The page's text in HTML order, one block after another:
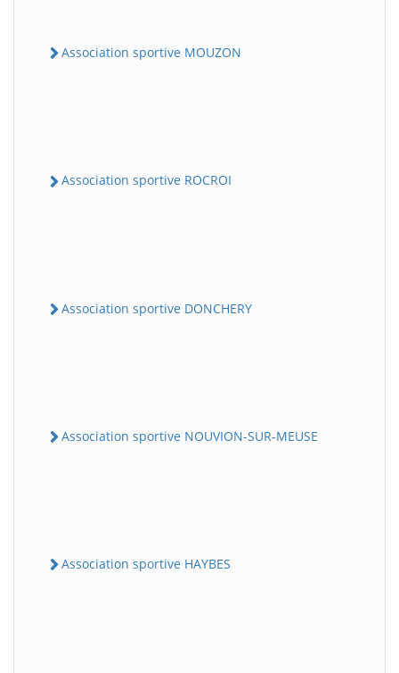
Association sportive MOUZON
Association sportive ROCROI
Association sportive DONCHERY
Association sportive NOUVION-SUR-MEUSE
Association sportive HAYBES